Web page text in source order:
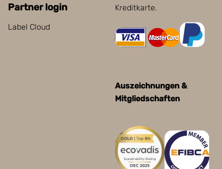
Partner login
Label Cloud
Kreditkarte.
Auszeichnungen &
Mitgliedschaften